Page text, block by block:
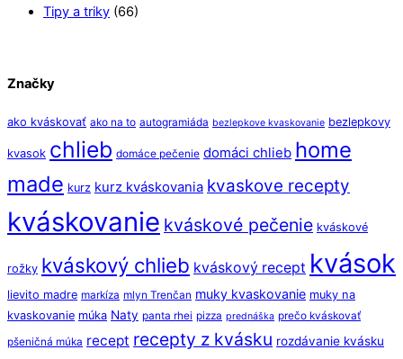
Tipy a triky (66)
Značky
ako kváskovať ako na to autogramiáda bezlepkove kvaskovanie bezlepkovy
kvasok chlieb domáce pečenie domáci chlieb home
made kurz kurz kváskovania kvaskove recepty
kváskovanie kváskové pečenie kváskové
rožky kváskový chlieb kváskový recept kvások
lievito madre markíza mlyn Trenčan muky kvaskovanie muky na
kvaskovanie múka Naty panta rhei pizza prednáška prečo kváskovať
pšeničná múka recept recepty z kvásku rozdávanie kvásku